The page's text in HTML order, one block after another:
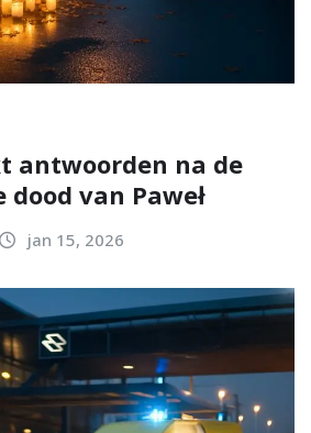
antwoorden na de
van Paweł
jan 15, 2026